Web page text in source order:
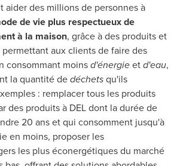
aider des millions de personnes à
de vie plus respectueux de
à la maison, grâce à des produits et
aux clients de faire des
consommant moinsd'énergieetd'eau,
la quantité dedéchetsqu'ils
: remplacer tous les produits
des produits à DEL dont la durée de
20 ans et qui consomment jusqu'à
en moins, proposer les
les plus éconergétiques du marché